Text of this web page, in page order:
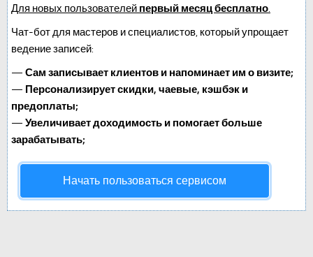
Для новых пользователей первый месяц бесплатно.
Чат-бот для мастеров и специалистов, который упрощает
ведение записей:
— Сам записывает клиентов и напоминает им о визите;
— Персонализирует скидки, чаевые, кэшбэк и
предоплаты;
— Увеличивает доходимость и помогает больше
зарабатывать;
Начать пользоваться сервисом